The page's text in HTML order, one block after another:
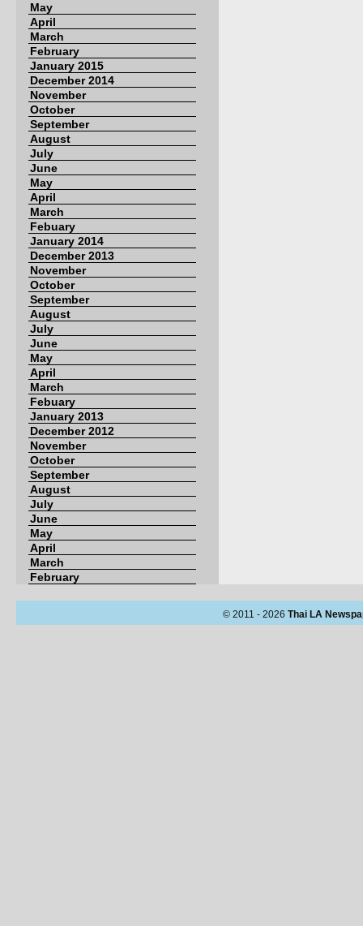
May
April
March
February
January 2015
December 2014
November
October
September
August
July
June
May
April
March
Febuary
January 2014
December 2013
November
October
September
August
July
June
May
April
March
Febuary
January 2013
December 2012
November
October
September
August
July
June
May
April
March
February
© 2011 - 2026 Thai LA